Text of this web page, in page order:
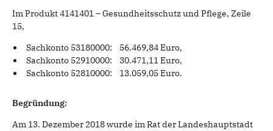
Im Produkt 4141401 – Gesundheitsschutz und Pflege, Zeile
15,
Sachkonto 53180000: 56.469,84 Euro,
Sachkonto 52910000: 30.471,11 Euro,
Sachkonto 52810000: 13.059,05 Euro.
Begründung:
Am 13. Dezember 2018 wurde im Rat der Landeshauptstadt